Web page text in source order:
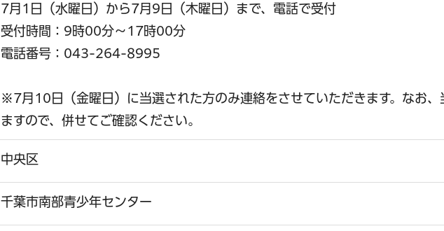
7月1日（水曜日）から7月9日（木曜日）まで、電話で受付
受付時間：9時00分～17時00分
電話番号：043-264-8995
※7月10日（金曜日）に当選された方のみ連絡をさせていただきます。なお、
ますので、併せてご確認ください。
中央区
千葉市南部青少年センター